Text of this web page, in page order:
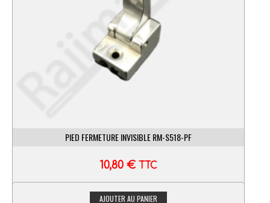
PIED FERMETURE INVISIBLE RM-S518-PF
10,80 € TTC
AJOUTER AU PANIER